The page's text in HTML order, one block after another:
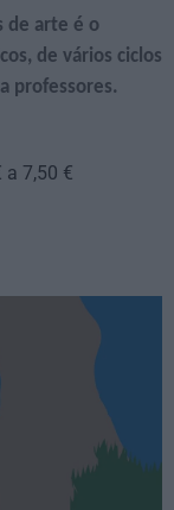
de arte é o
de vários ciclos
professores.
a 7,50 €